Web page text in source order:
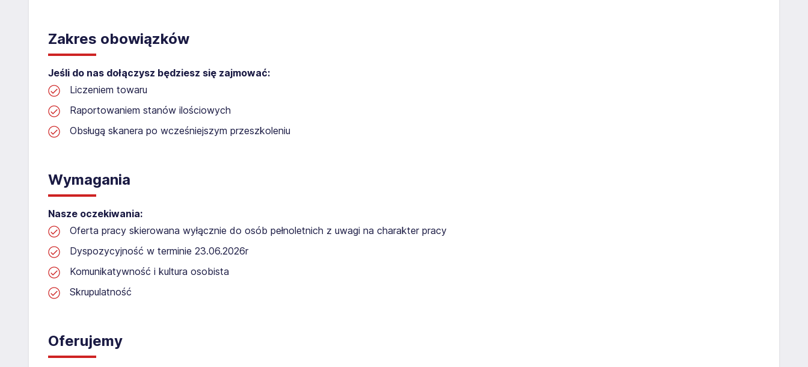
Zakres obowiązków
Jeśli do nas dołączysz będziesz się zajmować:
Liczeniem towaru
Raportowaniem stanów ilościowych
Obsługą skanera po wcześniejszym przeszkoleniu
Wymagania
Nasze oczekiwania:
Oferta pracy skierowana wyłącznie do osób pełnoletnich z uwagi na charakter pracy
Dyspozycyjność w terminie 23.06.2026r
Komunikatywność i kultura osobista
Skrupulatność
Oferujemy